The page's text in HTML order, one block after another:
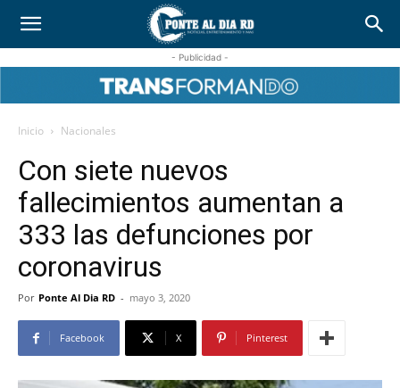
- Publicidad -
Inicio Nacionales
Con siete nuevos
fallecimientos aumentan a
333 las defunciones por
coronavirus
Por Ponte Al Dia RD - mayo 3, 2020
Facebook X Pinterest